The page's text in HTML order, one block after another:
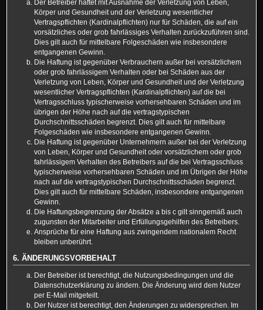
Der Betreiber haftet mit Ausnahme der Verletzung von Leben,
Körper und Gesundheit und der Verletzung wesentlicher
Vertragspflichten (Kardinalpflichten) nur für Schäden, die auf ein
vorsätzliches oder grob fahrlässiges Verhalten zurückzuführen sind.
Dies gilt auch für mittelbare Folgeschäden wie insbesondere
entgangenen Gewinn.
Die Haftung ist gegenüber Verbrauchern außer bei vorsätzlichem
oder grob fahrlässigem Verhalten oder bei Schäden aus der
Verletzung von Leben, Körper und Gesundheit und der Verletzung
wesentlicher Vertragspflichten (Kardinalpflichten) auf die bei
Vertragsschluss typischerweise vorhersehbaren Schäden und im
übrigen der Höhe nach auf die vertragstypischen
Durchschnittsschäden begrenzt. Dies gilt auch für mittelbare
Folgeschäden wie insbesondere entgangenen Gewinn.
Die Haftung ist gegenüber Unternehmern außer bei der Verletzung
von Leben, Körper und Gesundheit oder vorsätzlichem oder grob
fahrlässigem Verhalten des Betreibers auf die bei Vertragsschluss
typischerweise vorhersehbaren Schäden und im Übrigen der Höhe
nach auf die vertragstypischen Durchschnittsschäden begrenzt.
Dies gilt auch für mittelbare Schäden, insbesondere entgangenen
Gewinn.
Die Haftungsbegrenzung der Absätze a bis c gilt sinngemäß auch
zugunsten der Mitarbeiter und Erfüllungsgehilfen des Betreibers.
Ansprüche für eine Haftung aus zwingendem nationalem Recht
bleiben unberührt.
6. ÄNDERUNGSVORBEHALT
Der Betreiber ist berechtigt, die Nutzungsbedingungen und die
Datenschutzerklärung zu ändern. Die Änderung wird dem Nutzer
per E-Mail mitgeteilt.
Der Nutzer ist berechtigt, den Änderungen zu widersprechen. Im